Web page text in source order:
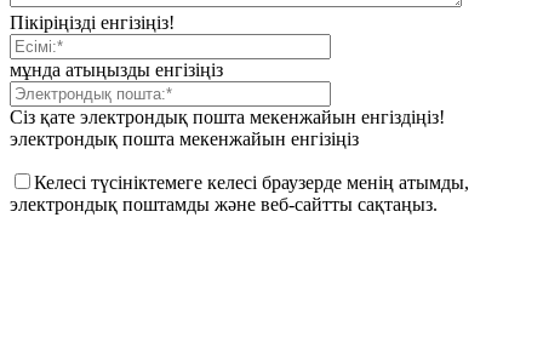
Пікіріңізді енгізіңіз!
мұнда атыңызды енгізіңіз
Сіз қате электрондық пошта мекенжайын енгіздіңіз!
электрондық пошта мекенжайын енгізіңіз
Келесі түсініктемеге келесі браузерде менің атымды,
электрондық поштамды және веб-сайтты сақтаңыз.